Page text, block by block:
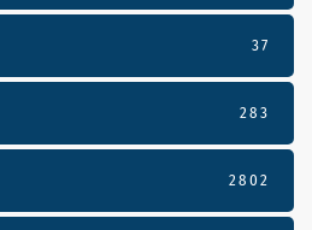
37
283
2802